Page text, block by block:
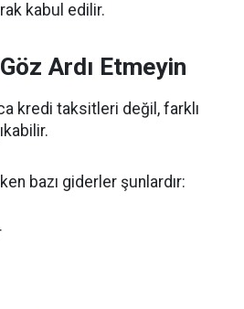
kabul edilir.
Ardı Etmeyin
kredi taksitleri değil, farklı
bazı giderler şunlardır: